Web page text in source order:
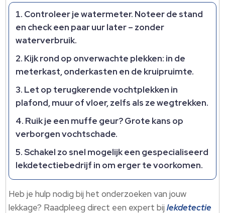
Controleer je watermeter. Noteer de stand
en check een paar uur later – zonder
waterverbruik.
Kijk rond op onverwachte plekken: in de
meterkast, onderkasten en de kruipruimte.
Let op terugkerende vochtplekken in
plafond, muur of vloer, zelfs als ze wegtrekken.
Ruik je een muffe geur? Grote kans op
verborgen vochtschade.
Schakel zo snel mogelijk een gespecialiseerd
lekdetectiebedrijf in om erger te voorkomen.
Heb je hulp nodig bij het onderzoeken van jouw
lekkage? Raadpleeg direct een expert bijlekdetectie